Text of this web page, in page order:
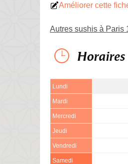
Améliorer cette
Autres sushis à Paris
Horaires
Lundi
Mardi
Mercredi
Jeudi
Vendredi
Samedi